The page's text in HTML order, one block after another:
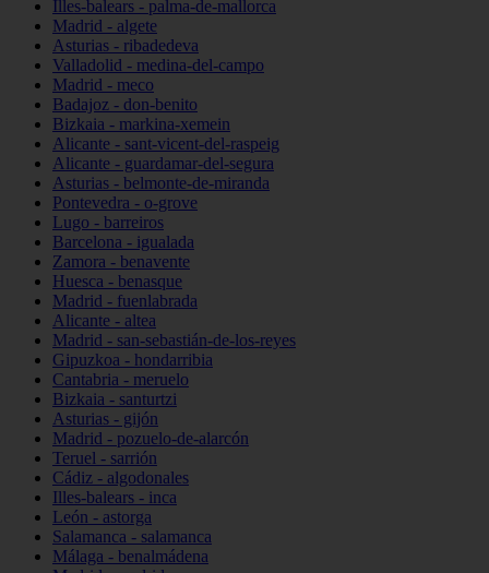
Illes-balears - palma-de-mallorca
Madrid - algete
Asturias - ribadedeva
Valladolid - medina-del-campo
Madrid - meco
Badajoz - don-benito
Bizkaia - markina-xemein
Alicante - sant-vicent-del-raspeig
Alicante - guardamar-del-segura
Asturias - belmonte-de-miranda
Pontevedra - o-grove
Lugo - barreiros
Barcelona - igualada
Zamora - benavente
Huesca - benasque
Madrid - fuenlabrada
Alicante - altea
Madrid - san-sebastián-de-los-reyes
Gipuzkoa - hondarribia
Cantabria - meruelo
Bizkaia - santurtzi
Asturias - gijón
Madrid - pozuelo-de-alarcón
Teruel - sarrión
Cádiz - algodonales
Illes-balears - inca
León - astorga
Salamanca - salamanca
Málaga - benalmádena